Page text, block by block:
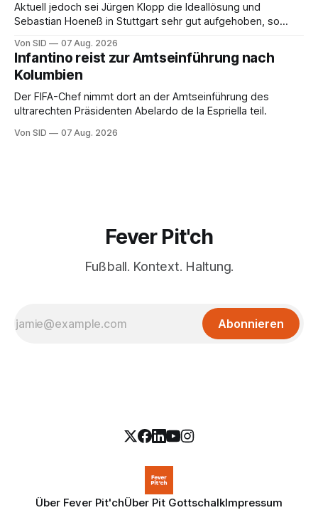
Aktuell jedoch sei Jürgen Klopp die Ideallösung und
Sebastian Hoeneß in Stuttgart sehr gut aufgehoben, so
Von SID 07 Aug. 2026
Infantino reist zur Amtseinführung nach
Kolumbien
Der FIFA-Chef nimmt dort an der Amtseinführung des
ultrarechten Präsidenten Abelardo de la Espriella teil.
Von SID 07 Aug. 2026
Fever Pit'ch
Fußball. Kontext. Haltung.
Abonnieren
Über Fever Pit'chÜber Pit GottschalkImpressum